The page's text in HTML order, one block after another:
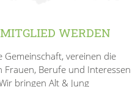
WERDEN
Gemeinschaft, vereinen die
Frauen, Berufe und Interessen
bringen Alt & Jung